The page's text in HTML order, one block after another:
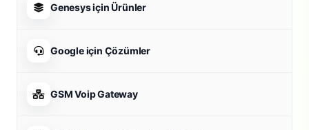
Genesys için Ürünler
Google için Çözümler
GSM Voip Gateway